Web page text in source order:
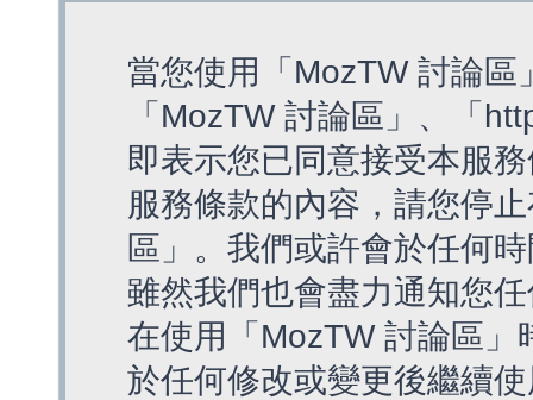
當您使用「MozTW 討論
「MozTW 討論區」、「
即表示您已同意接受本服
服務條款的內容，請您停
區」。我們或許會於任何
雖然我們也會盡力通知您
在使用「MozTW 討論區
於任何修改或變更後繼續